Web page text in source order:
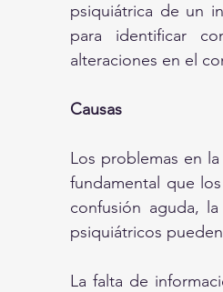
psiquiátrica de un
para identificar
alteraciones en el
Causas
Los problemas en
fundamental que
confusión aguda,
psiquiátricos
La falta de